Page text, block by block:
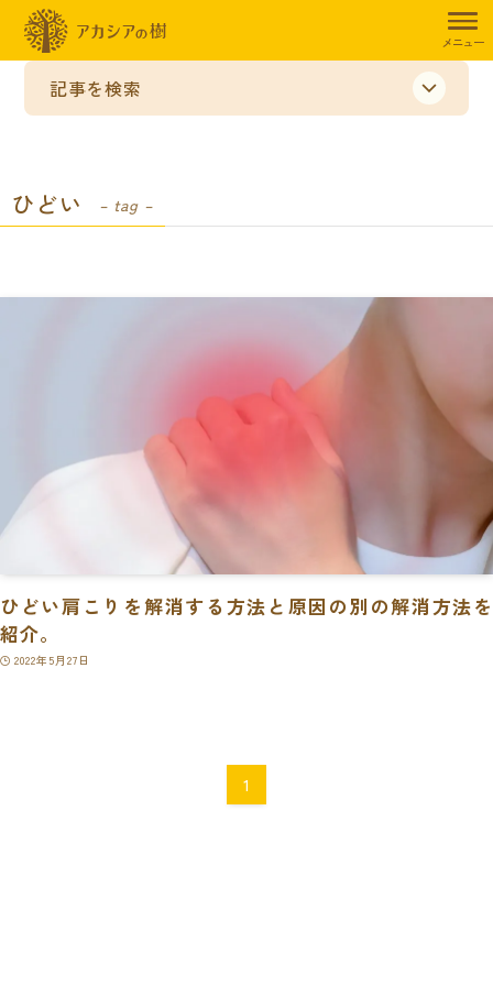
メニュー
記事を検索
ひどい – tag –
ひどい肩こりを解消する方法と原因の別の解消方法を
紹介。
2022年5月27日
1